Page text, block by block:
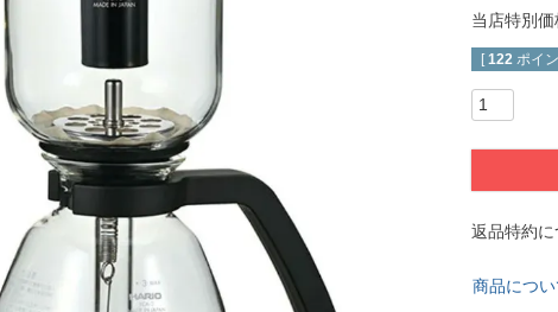
当店特別価
[ 122 ポイ
返品特約に
商品につ